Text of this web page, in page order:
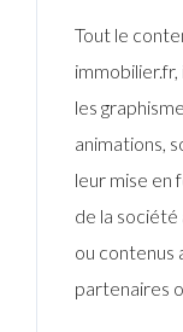
Tout le
les
animations,
leur mise en
de la société
ou contenus
partenaires